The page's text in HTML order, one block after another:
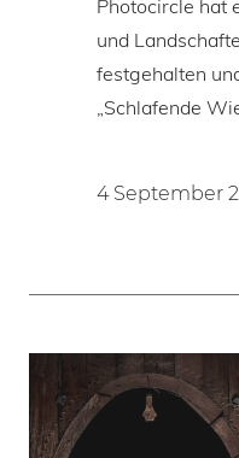
Photocircle hat
und
festgehalten
„Schlafende
4 September